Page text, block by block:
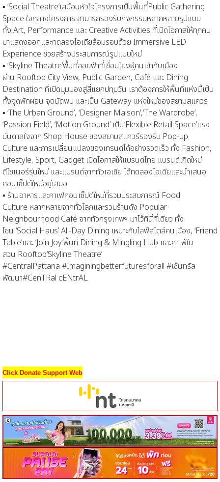
▪ ‘Social Theatre’เสมือนหัวใจโครงการเป็นพื้นที่Public Gathering
Space ใจกลางโครงการ สามารถรองรับกิจกรรมหลากหลายรูปแบบ
ทั้ง Art, Performance และ Creative Activities ที่เปิดโอกาสให้ทุกคน
มาแสดงออกและทดลองไอเดียล้อมรอบด้วย Immersive LED
Experience ช่วยสร้างประสบการณ์รูปแบบใหม่
▪ ‘Skyline Theatre’พื้นที่ลอยฟ้าที่เชื่อมโยงผู้คนเข้ากับเมือง
ผ่าน Rooftop City View, Public Garden, Café และ Dining
Destination ที่เปิดมุมมองสู่สี่แยกปทุมวัน เราต้องการให้พื้นที่แห่งนี้เป็น
ทั้งจุดพักผ่อน จุดนัดพบ และเป็น Gateway แห่งใหม่ของสยามสแควร์
▪ ‘The Urban Ground’, ‘Designer Maison’,‘The Wardrobe’,
‘Passion Field’, ‘Motion Ground’ เปน‘Flexible Retail Space’แรง
บันดาลใจจาก Shop House ของสยามสแควร์รองรับ Pop-up
Culture และการเปลี่ยนแปลงของเทรนด์ได้อย่างรวดเร็ว ทั้ง Fashion,
Lifestyle, Sport, Gadget เปิดโอกาสให้แบรนด์ไทย แบรนด์เกิดใหม่
ดีไซเนอร์รุ่นใหม่ และแบรนด์จากทั่วเอเชีย ได้ทดลองไอเดียและนำเสนอ
คอนเซ็ปต์ใหม่อยู่เสมอ
▪ ร้านอาหารและคาเฟ่คอนเซ็ปต์ใหม่ที่รวมประสบการณ์ Food
Culture หลากหลายจากทั่วโลกและรวมร้านดัง Popular
Neighbourhood Café จากทั่วกรุงเทพฯ มาไว้ที่นี่ที่เดียว ทั้ง
โซน ‘Social Haus’All-Day Dining เหมาะกับไลฟ์สไตล์คนเมือง, ‘Friend
Table’และ‘Join Joy’พื้นที่ Dining & Mingling Hub และคาเฟ่ใน
สวน Rooftop‘Skyline Theatre’
#CentralPattana #Imaginingbetterfuturesforall #เซ็นทรัล
พัฒนา#CenTRal cENtrAL
Click Donate Support Web